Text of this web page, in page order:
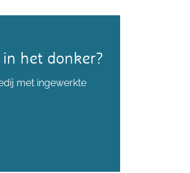
het donker?
met ingewerkte